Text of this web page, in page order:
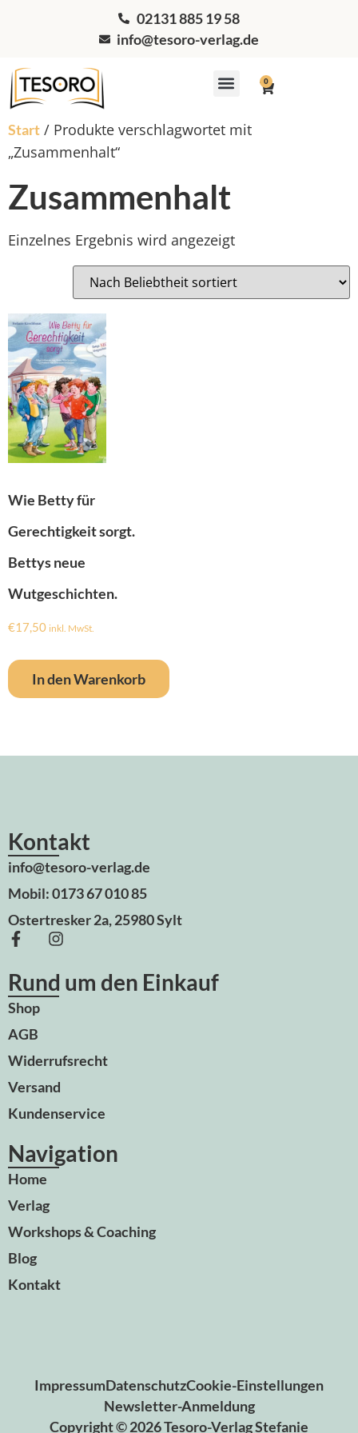
02131 885 19 58
info@tesoro-verlag.de
0
Start / Produkte verschlagwortet mit
„Zusammenhalt“
Zusammenhalt
Einzelnes Ergebnis wird angezeigt
Wie Betty für
Gerechtigkeit sorgt.
Bettys neue
Wutgeschichten.
€17,50 inkl. MwSt.
In den Warenkorb
Kontakt
info@tesoro-verlag.de
Mobil: 0173 67 010 85
Ostertresker 2a, 25980 Sylt
Rund um den Einkauf
Shop
AGB
Widerrufsrecht
Versand
Kundenservice
Navigation
Home
Verlag
Workshops & Coaching
Blog
Kontakt
ImpressumDatenschutzCookie-Einstellungen
Newsletter-Anmeldung
Copyright © 2026 Tesoro-Verlag Stefanie